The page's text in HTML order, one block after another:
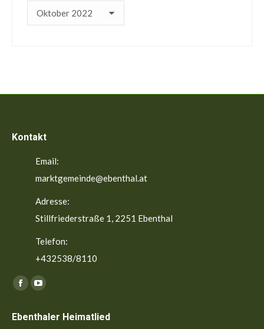
ältere
Kontakt
Email:
marktgemeinde@ebenthal.at
Adresse:
Stillfriederstraße 1, 2251 Ebenthal
Telefon:
+432538/8110
Finden Sie uns auf:
Facebook
opens
YouTube
opens
Ebenthaler Heimatlied